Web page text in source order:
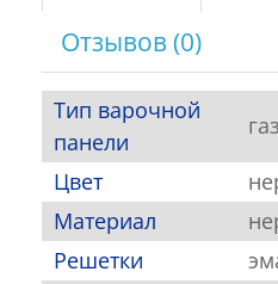
Отзывов (0)
Тип варочной
панели
Цвет
Материал
Решетки